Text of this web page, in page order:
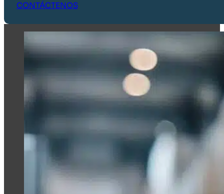
CONTÁCTENOS